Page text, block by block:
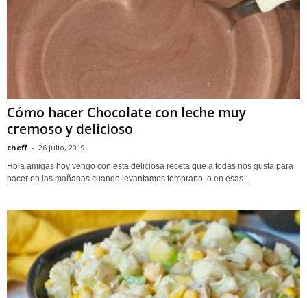
Cómo hacer Chocolate con leche muy
cremoso y delicioso
cheff - 26 julio, 2019
Hola amigas hoy vengo con esta deliciosa receta que a todas nos gusta para
hacer en las mañanas cuando levantamos temprano, o en esas...